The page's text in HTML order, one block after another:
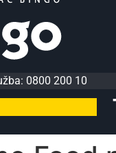
0800 200 10